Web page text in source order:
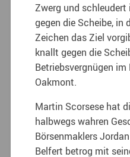
Zwerg und schleudert
gegen die Scheibe, in
Zeichen das Ziel
knallt gegen die
Betriebsvergnügen
Oakmont.
Martin Scorsese hat
halbwegs wahren
Börsenmaklers
Belfert betrog mit